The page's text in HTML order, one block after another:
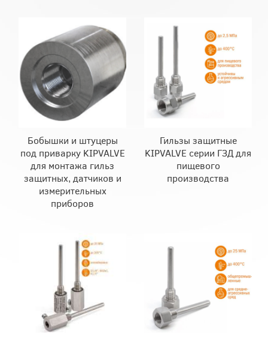
Бобышки и штуцеры
под приварку KIPVALVE
для монтажа гильз
защитных, датчиков и
измерительных
приборов
Гильзы защитные
KIPVALVE серии ГЗД для
пищевого
производства